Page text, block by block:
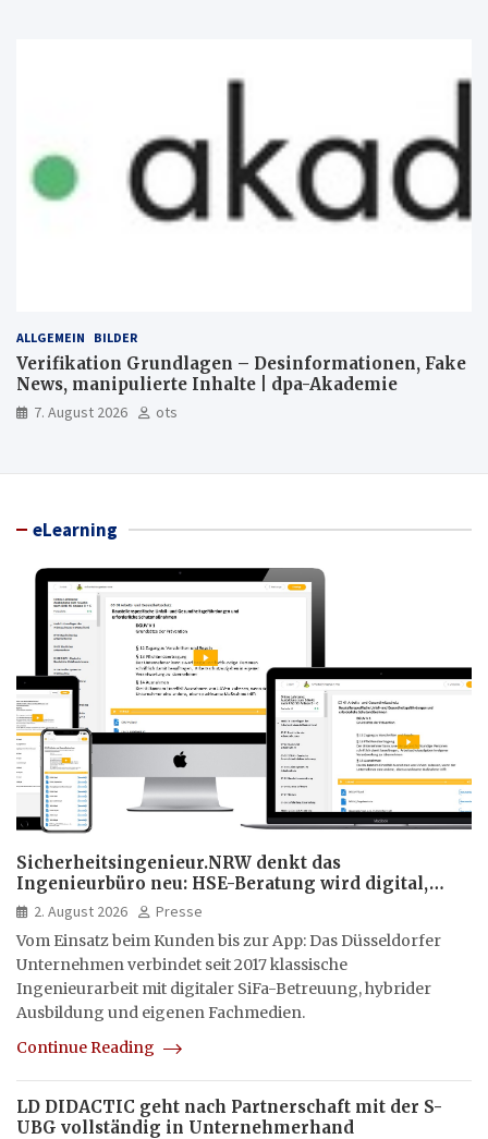
ALLGEMEIN BILDER
Verifikation Grundlagen – Desinformationen, Fake
News, manipulierte Inhalte | dpa-Akademie
7. August 2026 ots
eLearning
Sicherheitsingenieur.NRW denkt das
Ingenieurbüro neu: HSE-Beratung wird digital,
hybrid und multimedial
2. August 2026
Presse
Vom Einsatz beim Kunden bis zur App: Das Düsseldorfer
Unternehmen verbindet seit 2017 klassische
Ingenieurarbeit mit digitaler SiFa-Betreuung, hybrider
Ausbildung und eigenen Fachmedien.
Continue Reading
LD DIDACTIC geht nach Partnerschaft mit der S-
UBG vollständig in Unternehmerhand